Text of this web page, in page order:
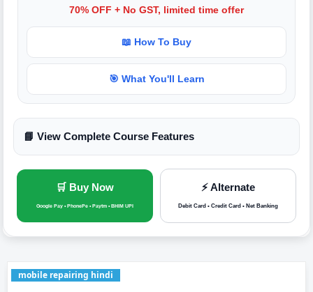
70% OFF + No GST, limited time offer
📖 How To Buy
🎯 What You'll Learn
📘 View Complete Course Features
🛒 Buy Now
Google Pay • PhonePe • Paytm • BHIM UPI
⚡ Alternate
Debit Card • Credit Card • Net Banking
mobile repairing hindi